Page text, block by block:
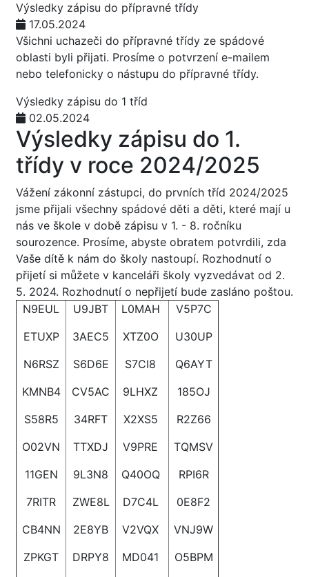
Výsledky zápisu do přípravné třídy
17.05.2024
Všichni uchazeči do přípravné třídy ze spádové
oblasti byli přijati. Prosíme o potvrzení e-mailem
nebo telefonicky o nástupu do přípravné třídy.
Výsledky zápisu do 1 tříd
02.05.2024
Výsledky zápisu do 1.
třídy v roce 2024/2025
Vážení zákonní zástupci, do prvních tříd 2024/2025
jsme přijali všechny spádové děti a děti, které mají u
nás ve škole v době zápisu v 1. - 8. ročníku
sourozence. Prosíme, abyste obratem potvrdili, zda
Vaše dítě k nám do školy nastoupí. Rozhodnutí o
přijetí si můžete v kanceláři školy vyzvedávat od 2.
5. 2024. Rozhodnutí o nepřijetí bude zasláno poštou.
N9EUL
ETUXP
N6RSZ
KMNB4
S58R5
O02VN
11GEN
7RITR
CB4NN
ZPKGT
U9JBT
3AEC5
S6D6E
CV5AC
34RFT
TTXDJ
9L3N8
ZWE8L
2E8YB
DRPY8
L0MAH
XTZ0O
S7CI8
9LHXZ
X2XS5
V9PRE
Q40OQ
D7C4L
V2VQX
MD041
V5P7C
U30UP
Q6AYT
185OJ
R2Z66
TQMSV
RPI6R
0E8F2
VNJ9W
O5BPM